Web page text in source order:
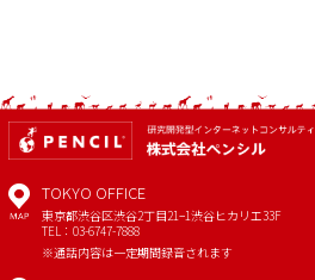
MAP
TOKYO OFFICE
東京都渋谷区渋谷2丁目21−1渋谷ヒカリエ33F
TEL：03-6747-7888
※通話内容は一定期間録音されます